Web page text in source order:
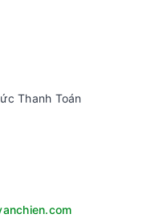
Thanh Toán